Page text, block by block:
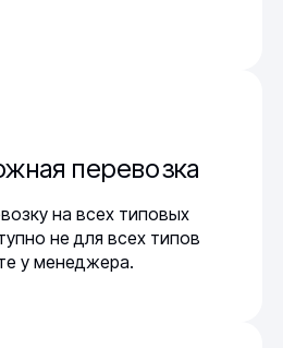
перевозка
на всех типовых
не для всех типов
у менеджера.